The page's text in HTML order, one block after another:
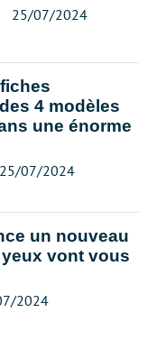
25/07/2024
4 modèles
une énorme
25/07/2024
un nouveau
yeux vont vous
2024